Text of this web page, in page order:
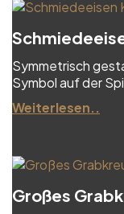
Symmetrisch
Symbol auf der
Weiterlesen..
Großes